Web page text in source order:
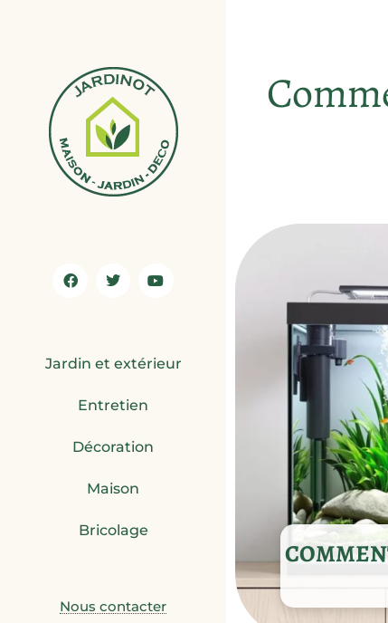
Jardin et extérieur
Entretien
Décoration
Maison
Bricolage
Nous contacter